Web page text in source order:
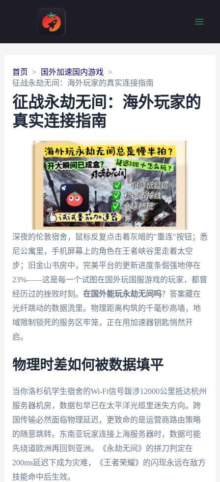
首页
国外加速国内游戏
征战永劫无间：海外玩家的真实连接指南
征战永劫无间：海外玩家的
真实连接指南
深夜的伦敦宿舍，鼠标反复点击着灰暗的"重连"按钮；悉
尼公寓里，手机屏幕上的角色在王者峡谷里走着太空
步；旧金山书房中，完美平台的更新进度条倔强地停在
23%——这是每一个试图在国外玩国服游戏的玩家，都曾
经历过的挫败时刻。 在国外能玩永劫无间吗？答案藏在
光纤跳动的数据流里。物理距离构筑的千毫秒高墙，地
域限制锁死的服务区牢笼，正在用加速器钥匙悄然开
启。
物理时差如何被数据填平
当你洛杉矶学生宿舍的Wi-Fi信号跋涉12000公里抵达杭州
服务器机房，数据包早已在太平洋光缆里迷失方向。跨
国传输必然面临物理延迟，更致命的是运营商路由策略
的随意跳转。东南亚玩家连接上海服务器时，数据可能
先绕道欧洲再回到亚洲。《永劫无间》的拼刀判定在
200ms延迟下成为灾难，《王者荣耀》的闪现永远在敌方
技能命中后生效。